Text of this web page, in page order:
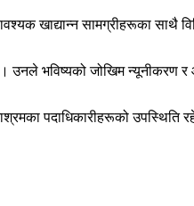
खाद्यान्न सामग्रीहरूका साथै
भविष्यको जोखिम न्यूनीकरण र
पदाधिकारीहरूको